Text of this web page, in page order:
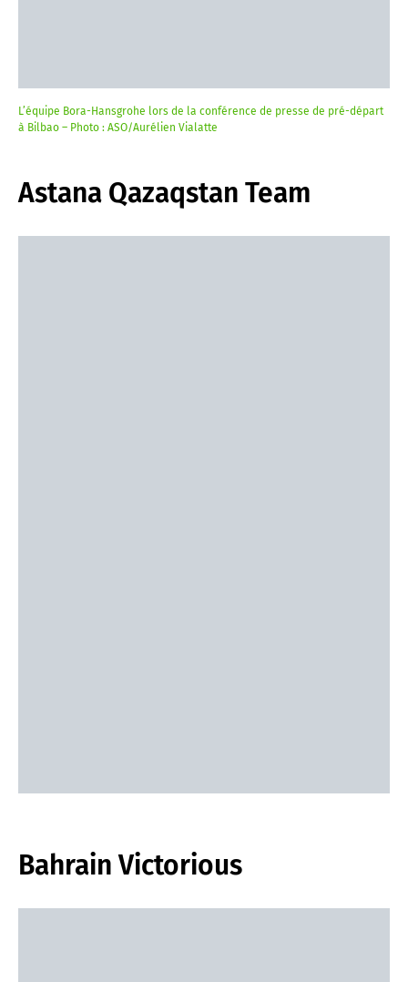
L’équipe Bora-Hansgrohe lors de la conférence de presse de pré-départ
à Bilbao – Photo : ASO/Aurélien Vialatte
Astana Qazaqstan Team
Bahrain Victorious